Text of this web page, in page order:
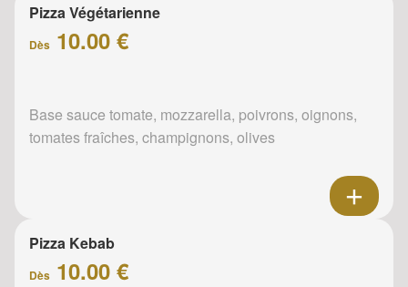
Pizza Végétarienne
Dès 10.00 €
Base sauce tomate, mozzarella, poivrons, oignons,
tomates fraîches, champignons, olives
Pizza Kebab
Dès 10.00 €